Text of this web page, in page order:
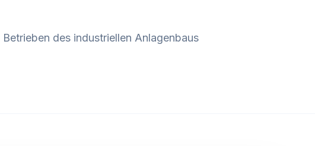
des industriellen Anlagenbaus